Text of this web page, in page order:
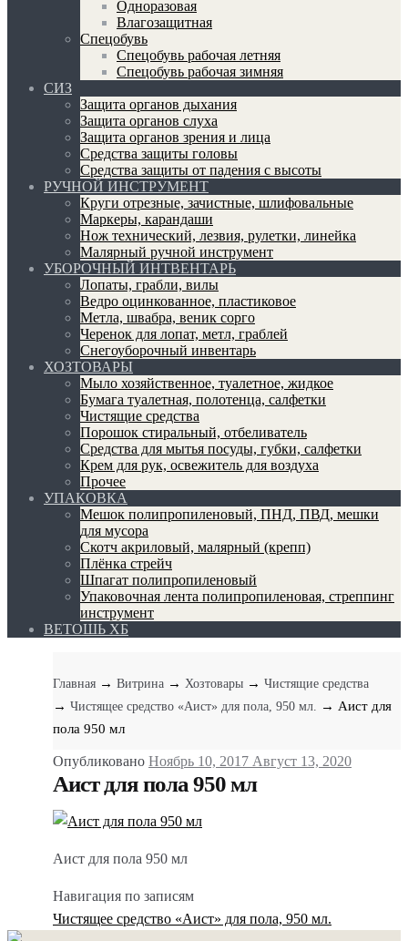
Одноразовая
Влагозащитная
Спецобувь
Спецобувь рабочая летняя
Спецобувь рабочая зимняя
СИЗ
Защита органов дыхания
Защита органов слуха
Защита органов зрения и лица
Средства защиты головы
Средства защиты от падения с высоты
РУЧНОЙ ИНСТРУМЕНТ
Круги отрезные, зачистные, шлифовальные
Маркеры, карандаши
Нож технический, лезвия, рулетки, линейка
Малярный ручной инструмент
УБОРОЧНЫЙ ИНТВЕНТАРЬ
Лопаты, грабли, вилы
Ведро оцинкованное, пластиковое
Метла, швабра, веник сорго
Черенок для лопат, метл, граблей
Снегоуборочный инвентарь
ХОЗТОВАРЫ
Мыло хозяйственное, туалетное, жидкое
Бумага туалетная, полотенца, салфетки
Чистящие средства
Порошок стиральный, отбеливатель
Средства для мытья посуды, губки, салфетки
Крем для рук, освежитель для воздуха
Прочее
УПАКОВКА
Мешок полипропиленовый, ПНД, ПВД, мешки
для мусора
Скотч акриловый, малярный (крепп)
Плёнка стрейч
Шпагат полипропиленовый
Упаковочная лента полипропиленовая, стреппинг
инструмент
ВЕТОШЬ ХБ
Главная → Витрина → Хозтовары → Чистящие средства
→ Чистящее средство «Аист» для пола, 950 мл. → Аист для
пола 950 мл
Опубликовано Ноябрь 10, 2017 Август 13, 2020
Аист для пола 950 мл
Аист для пола 950 мл
Навигация по записям
Чистящее средство «Аист» для пола, 950 мл.